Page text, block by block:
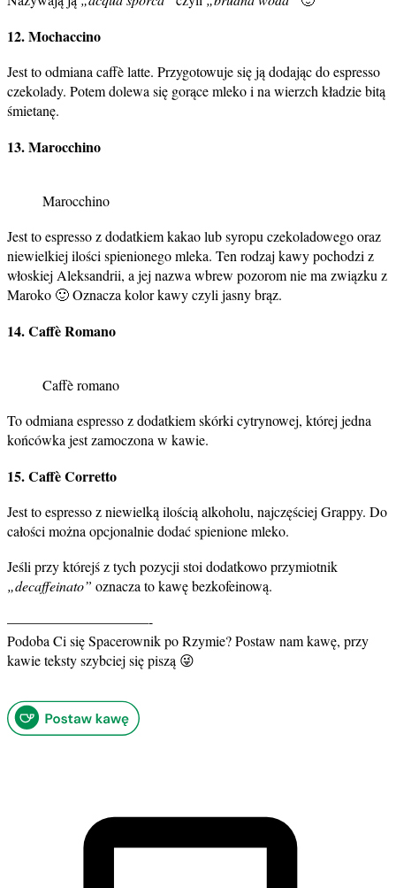
12. Mochaccino
Jest to odmiana caffè latte. Przygotowuje się ją dodając do espresso
czekolady. Potem dolewa się gorące mleko i na wierzch kładzie bitą
śmietanę.
13. Marocchino
Marocchino
Jest to espresso z dodatkiem kakao lub syropu czekoladowego oraz
niewielkiej ilości spienionego mleka. Ten rodzaj kawy pochodzi z
włoskiej Aleksandrii, a jej nazwa wbrew pozorom nie ma związku z
Maroko 🙂 Oznacza kolor kawy czyli jasny brąz.
14. Caffè Romano
Caffè romano
To odmiana espresso z dodatkiem skórki cytrynowej, której jedna
końcówka jest zamoczona w kawie.
15. Caffè Corretto
Jest to espresso z niewielką ilością alkoholu, najczęściej Grappy. Do
całości można opcjonalnie dodać spienione mleko.
Jeśli przy którejś z tych pozycji stoi dodatkowo przymiotnik
„decaffeinato” oznacza to kawę bezkofeinową.
——————————-
Podoba Ci się Spacerownik po Rzymie? Postaw nam kawę, przy
kawie teksty szybciej się piszą 😜